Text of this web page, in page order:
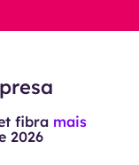
fibra mais
2026